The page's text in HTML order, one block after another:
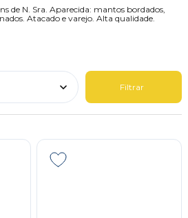
de N. Sra. Aparecida: mantos bordados,
Atacado e varejo. Alta qualidade.
Filtrar